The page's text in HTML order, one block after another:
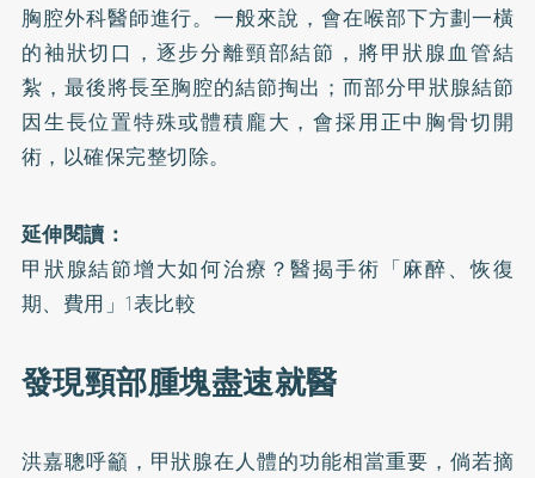
胸腔外科醫師進行。一般來說，會在喉部下方劃一橫
的袖狀切口，逐步分離頸部結節，將甲狀腺血管結
紮，最後將長至胸腔的結節掏出；而部分甲狀腺結節
因生長位置特殊或體積龐大，會採用正中胸骨切開
術，以確保完整切除。
延伸閱讀：
甲狀腺結節增大如何治療？醫揭手術「麻醉、恢復
期、費用」1表比較
發現頸部腫塊盡速就醫
洪嘉聰呼籲，甲狀腺在人體的功能相當重要，倘若摘